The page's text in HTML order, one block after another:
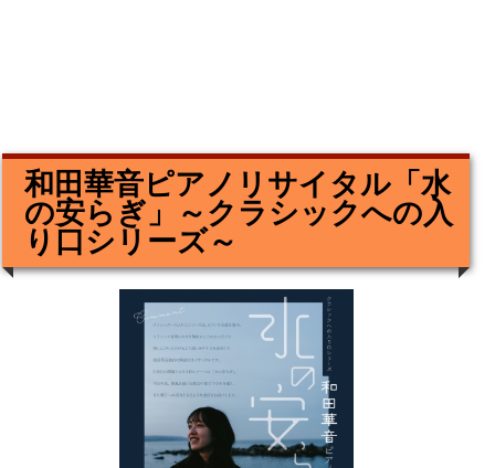
和田華音ピアノリサイタル「水
の安らぎ」～クラシックへの入
り口シリーズ～